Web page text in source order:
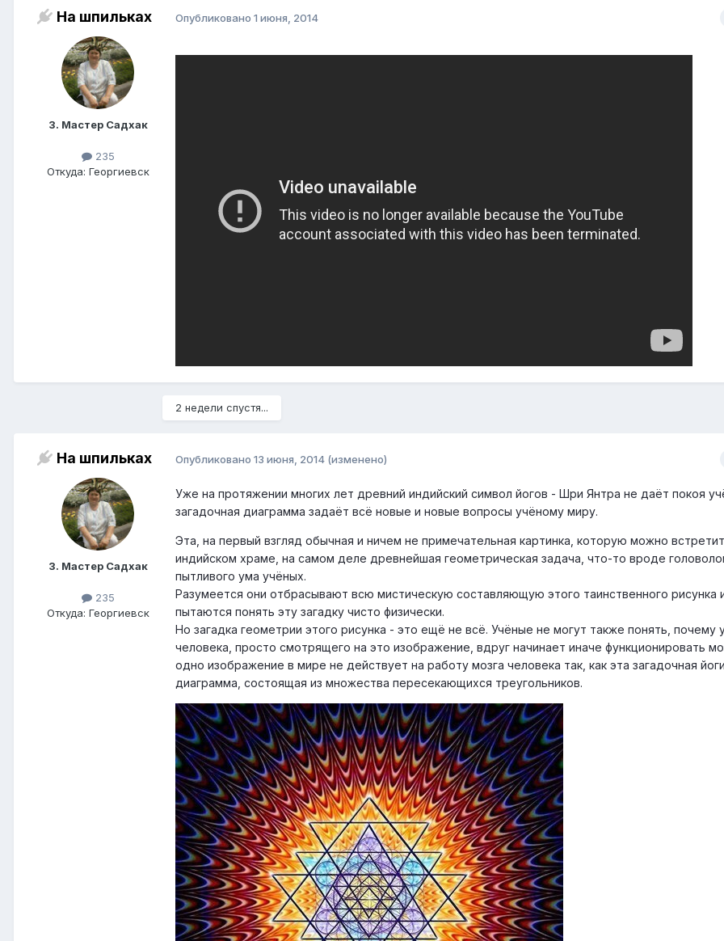
На шпильках
3. Мастер Садхак
235
Откуда: Георгиевск
Опубликовано 1 июня, 2014
2 недели спустя...
На шпильках
3. Мастер Садхак
235
Откуда: Георгиевск
Опубликовано 13 июня, 2014 (изменено)
Уже на протяжении многих лет древний индийский символ йогов - Шри Янтра не даёт покоя
загадочная диаграмма задаёт всё новые и новые вопросы учёному миру.
Эта, на первый взгляд обычная и ничем не примечательная картинка, которую можно
индийском храме, на самом деле древнейшая геометрическая задача, что-то вроде
пытливого ума учёных.
Разумеется они отбрасывают всю мистическую составляющую этого таинственного рисунка
пытаются понять эту загадку чисто физически.
Но загадка геометрии этого рисунка - это ещё не всё. Учёные не могут также понять, почему
человека, просто смотрящего на это изображение, вдруг начинает иначе функционировать
одно изображение в мире не действует на работу мозга человека так, как эта загадочная
диаграмма, состоящая из множества пересекающихся треугольников.